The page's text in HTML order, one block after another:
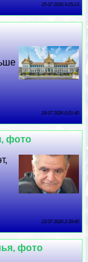
25 07 2026 9:25:13
24 07 2026 0:21:40
фото
23 07 2026 2:39:40
фото